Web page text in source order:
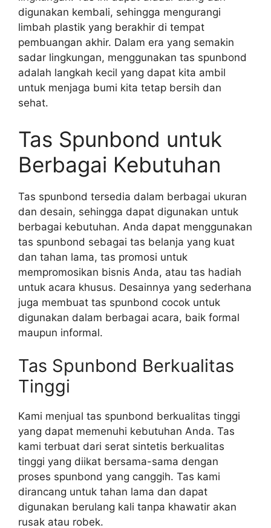
digunakan kembali, sehingga mengurangi
limbah plastik yang berakhir di tempat
pembuangan akhir. Dalam era yang semakin
sadar lingkungan, menggunakan tas spunbond
adalah langkah kecil yang dapat kita ambil
untuk menjaga bumi kita tetap bersih dan
sehat.
Tas Spunbond untuk
Berbagai Kebutuhan
Tas spunbond tersedia dalam berbagai ukuran
dan desain, sehingga dapat digunakan untuk
berbagai kebutuhan. Anda dapat menggunakan
tas spunbond sebagai tas belanja yang kuat
dan tahan lama, tas promosi untuk
mempromosikan bisnis Anda, atau tas hadiah
untuk acara khusus. Desainnya yang sederhana
juga membuat tas spunbond cocok untuk
digunakan dalam berbagai acara, baik formal
maupun informal.
Tas Spunbond Berkualitas
Tinggi
Kami menjual tas spunbond berkualitas tinggi
yang dapat memenuhi kebutuhan Anda. Tas
kami terbuat dari serat sintetis berkualitas
tinggi yang diikat bersama-sama dengan
proses spunbond yang canggih. Tas kami
dirancang untuk tahan lama dan dapat
digunakan berulang kali tanpa khawatir akan
rusak atau robek.